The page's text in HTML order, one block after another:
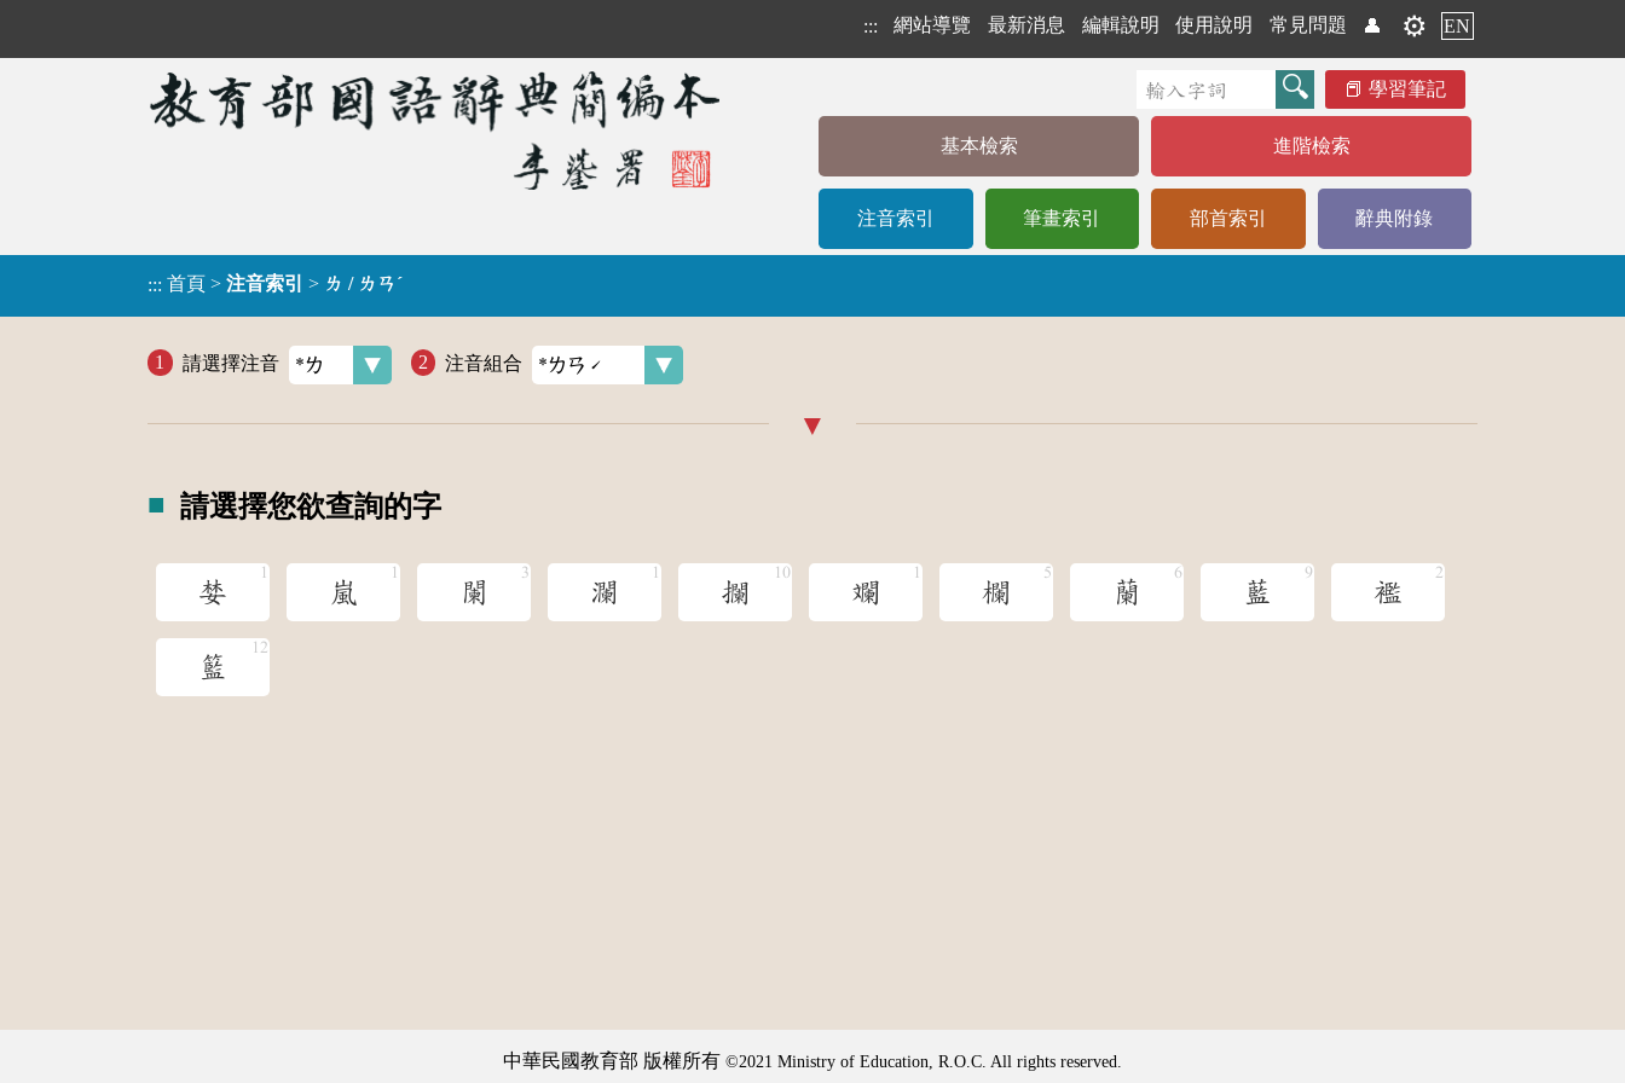
::: 網站導覽 最新消息 編輯說明 使用說明 常見問題 👤 ⚙️ EN
學習筆記
基本檢索 進階檢索
注音索引 筆畫索引 部首索引 辭典附錄
::: 首頁 > 注音索引 > ㄌ / ㄌㄢˊ
請選擇注音 注音組合
請選擇您欲查詢的字
婪 嵐 闌 瀾 攔 斕 欄 蘭 藍 襤
籃
中華民國教育部 版權所有 ©2021 Ministry of Education, R.O.C. All rights reserved.